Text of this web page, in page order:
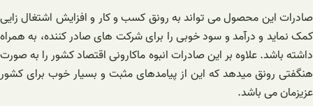
صادرات این محصول می تواند به رونق کسب و کار و افزایش اشتغال زایی
کمک نماید و درآمد و سود خوبی را برای شرکت های صادر کننده، به همراه
داشته باشد. علاوه بر این صادرات انبوه ماکارونی اقتصاد کشور را به صورت
هنگفتی رونق میدهد که این از پیامدهای مثبت و بسیار خوب برای کشور
عزیزمان می باشد.